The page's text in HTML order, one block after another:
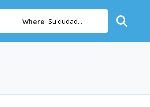
Where Su ciudad...